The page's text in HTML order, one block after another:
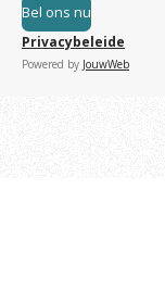
Bel ons nu
Privacybeleide
Powered by JouwWeb